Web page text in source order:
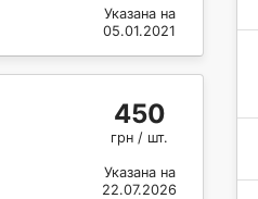
Указана на
05.01.2021
450
грн / шт.
Указана на
22.07.2026